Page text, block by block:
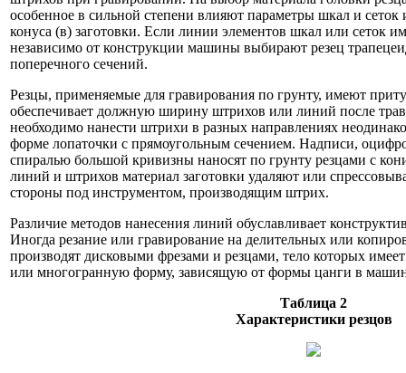
особенное в сильной степени влияют параметры шкал и сеток
конуса (в) заготовки. Если линии элементов шкал или сеток
независимо от конструкции машины выбирают резец
поперечного сечений.
Резцы, применяемые для гравирования по грунту, имеют
обеспечивает должную ширину штрихов или линий после
необходимо нанести штрихи в разных направлениях
форме лопаточки с прямоугольным сечением. Надписи,
спиралью большой кривизны наносят по грунту резцами с
линий и штрихов материал заготовки удаляют или
стороны под инструментом, производящим штрих.
Различие методов нанесения линий обуславливает
Иногда резание или гравирование на делительных или
производят дисковыми фрезами и резцами, тело которых
или многогранную форму, зависящую от формы цанги в
Таблица 2
Характеристики резцов